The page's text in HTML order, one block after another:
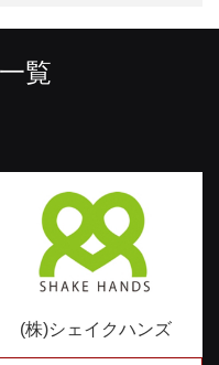
覧
(株)シェイクハンズ